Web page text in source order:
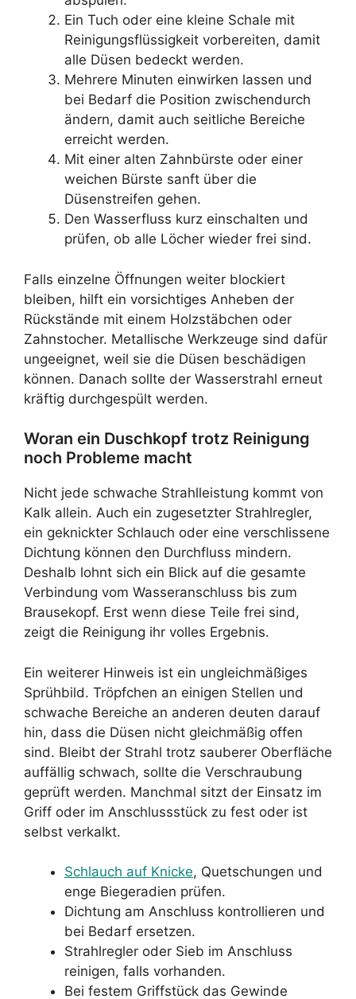
Ein Tuch oder eine kleine Schale mit
Reinigungsflüssigkeit vorbereiten, damit
alle Düsen bedeckt werden.
Mehrere Minuten einwirken lassen und
bei Bedarf die Position zwischendurch
ändern, damit auch seitliche Bereiche
erreicht werden.
Mit einer alten Zahnbürste oder einer
weichen Bürste sanft über die
Düsenstreifen gehen.
Den Wasserfluss kurz einschalten und
prüfen, ob alle Löcher wieder frei sind.
Falls einzelne Öffnungen weiter blockiert
bleiben, hilft ein vorsichtiges Anheben der
Rückstände mit einem Holzstäbchen oder
Zahnstocher. Metallische Werkzeuge sind dafür
ungeeignet, weil sie die Düsen beschädigen
können. Danach sollte der Wasserstrahl erneut
kräftig durchgespült werden.
Woran ein Duschkopf trotz Reinigung
noch Probleme macht
Nicht jede schwache Strahlleistung kommt von
Kalk allein. Auch ein zugesetzter Strahlregler,
ein geknickter Schlauch oder eine verschlissene
Dichtung können den Durchfluss mindern.
Deshalb lohnt sich ein Blick auf die gesamte
Verbindung vom Wasseranschluss bis zum
Brausekopf. Erst wenn diese Teile frei sind,
zeigt die Reinigung ihr volles Ergebnis.
Ein weiterer Hinweis ist ein ungleichmäßiges
Sprühbild. Tröpfchen an einigen Stellen und
schwache Bereiche an anderen deuten darauf
hin, dass die Düsen nicht gleichmäßig offen
sind. Bleibt der Strahl trotz sauberer Oberfläche
auffällig schwach, sollte die Verschraubung
geprüft werden. Manchmal sitzt der Einsatz im
Griff oder im Anschlussstück zu fest oder ist
selbst verkalkt.
Schlauch auf Knicke, Quetschungen und
enge Biegeradien prüfen.
Dichtung am Anschluss kontrollieren und
bei Bedarf ersetzen.
Strahlregler oder Sieb im Anschluss
reinigen, falls vorhanden.
Bei festem Griffstück das Gewinde